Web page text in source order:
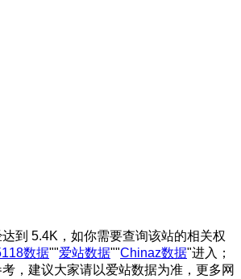
到 5.4K，如你需要查询该站的相关权
数据""爱站数据""Chinaz数据"进入；
，建议大家请以爱站数据为准，更多网